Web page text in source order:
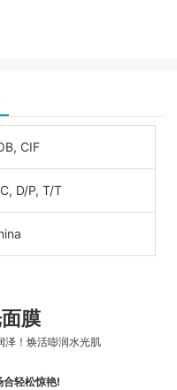
CIF
D/P, T/T
膜
泽！焕活嘭润水光肌
轻松惊艳!